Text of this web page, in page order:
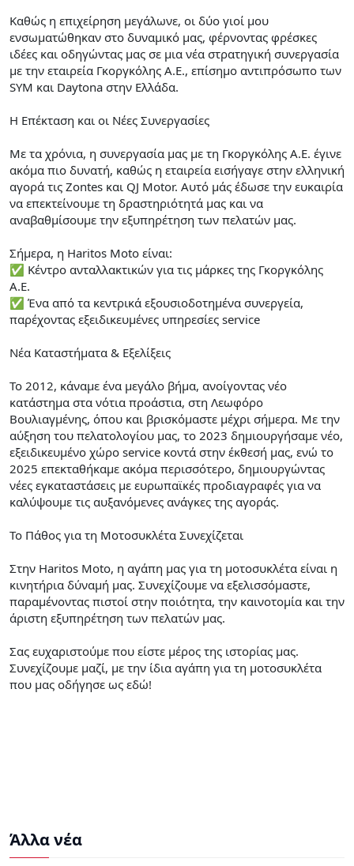
Καθώς η επιχείρηση μεγάλωνε, οι δύο γιοί μου
ενσωματώθηκαν στο δυναμικό μας, φέρνοντας φρέσκες
ιδέες και οδηγώντας μας σε μια νέα στρατηγική συνεργασία
με την εταιρεία Γκοργκόλης Α.Ε., επίσημο αντιπρόσωπο των
SYM και Daytona στην Ελλάδα.
Η Επέκταση και οι Νέες Συνεργασίες
Με τα χρόνια, η συνεργασία μας με τη Γκοργκόλης Α.Ε. έγινε
ακόμα πιο δυνατή, καθώς η εταιρεία εισήγαγε στην ελληνική
αγορά τις Zontes και QJ Motor. Αυτό μάς έδωσε την ευκαιρία
να επεκτείνουμε τη δραστηριότητά μας και να
αναβαθμίσουμε την εξυπηρέτηση των πελατών μας.
Σήμερα, η Haritos Moto είναι:
✅ Κέντρο ανταλλακτικών για τις μάρκες της Γκοργκόλης
Α.Ε.
✅ Ένα από τα κεντρικά εξουσιοδοτημένα συνεργεία,
παρέχοντας εξειδικευμένες υπηρεσίες service
Νέα Καταστήματα & Εξελίξεις
Το 2012, κάναμε ένα μεγάλο βήμα, ανοίγοντας νέο
κατάστημα στα νότια προάστια, στη Λεωφόρο
Βουλιαγμένης, όπου και βρισκόμαστε μέχρι σήμερα. Με την
αύξηση του πελατολογίου μας, το 2023 δημιουργήσαμε νέο,
εξειδικευμένο χώρο service κοντά στην έκθεσή μας, ενώ το
2025 επεκταθήκαμε ακόμα περισσότερο, δημιουργώντας
νέες εγκαταστάσεις με ευρωπαϊκές προδιαγραφές για να
καλύψουμε τις αυξανόμενες ανάγκες της αγοράς.
Το Πάθος για τη Μοτοσυκλέτα Συνεχίζεται
Στην Haritos Moto, η αγάπη μας για τη μοτοσυκλέτα είναι η
κινητήρια δύναμή μας. Συνεχίζουμε να εξελισσόμαστε,
παραμένοντας πιστοί στην ποιότητα, την καινοτομία και την
άριστη εξυπηρέτηση των πελατών μας.
Σας ευχαριστούμε που είστε μέρος της ιστορίας μας.
Συνεχίζουμε μαζί, με την ίδια αγάπη για τη μοτοσυκλέτα
που μας οδήγησε ως εδώ!
Άλλα νέα